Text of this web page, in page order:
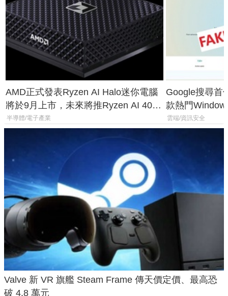
AMD正式發表Ryzen AI Halo迷你電腦
將於9月上市，未來將推Ryzen AI 400
Max系列處理器與對應升級版
半導體/電子產業
Google搜尋首
款熱門
機
雲端/資訊安全
Valve 新 VR 旗艦 Steam Frame 傳天價定價、最高恐
破 4.8 萬元